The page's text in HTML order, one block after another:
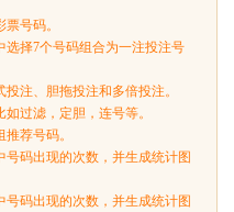
号码。
择7个号码组合为一注投注号
注、胆拖投注和多倍投注。
过滤，定胆，连号等。
荐号码。
码出现的次数，并生成统计图
码出现的次数，并生成统计图